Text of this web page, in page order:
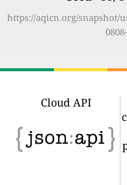
https://aqicn.org/snapshot/
Cloud API